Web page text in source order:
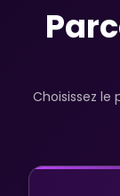
Choisissez